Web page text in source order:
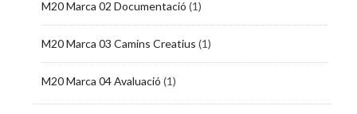
M20 Marca 02 Documentació (1)
M20 Marca 03 Camins Creatius (1)
M20 Marca 04 Avaluació (1)